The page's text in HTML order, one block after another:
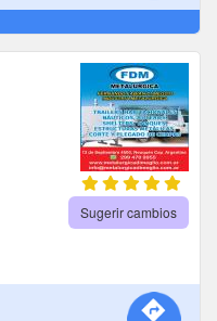
Sugerir cambios